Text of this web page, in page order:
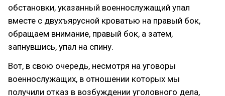
обстановки, указанный военнослужащий упал
вместе с двухъярусной кроватью на правый бок,
обращаем внимание, правый бок, а затем,
запнувшись, упал на спину.
Вот, в свою очередь, несмотря на уговоры
военнослужащих, в отношении которых мы
получили отказ в возбуждении уголовного дела,